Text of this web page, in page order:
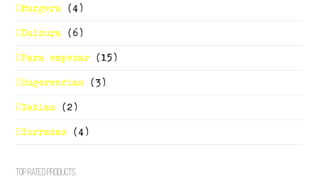
Burgers (4)
Dulzura (6)
Para empezar (15)
Sugerencias (3)
Tablas (2)
Torradas (4)
Top Rated Products